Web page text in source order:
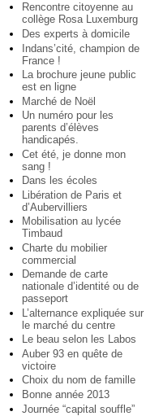
Rencontre citoyenne au
collège Rosa Luxemburg
Des experts à domicile
Indans’cité, champion de
France !
La brochure jeune public
est en ligne
Marché de Noël
Un numéro pour les
parents d’élèves
handicapés.
Cet été, je donne mon
sang !
Dans les écoles
Libération de Paris et
d’Aubervilliers
Mobilisation au lycée
Timbaud
Charte du mobilier
commercial
Demande de carte
nationale d’identité ou de
passeport
L’alternance expliquée sur
le marché du centre
Le beau selon les Labos
Auber 93 en quête de
victoire
Choix du nom de famille
Bonne année 2013
Journée “capital souffle”